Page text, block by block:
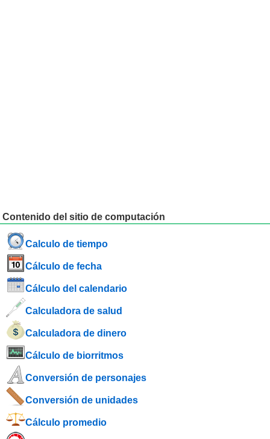
Contenido del sitio de computación
Calculo de tiempo
Cálculo de fecha
Cálculo del calendario
Calculadora de salud
Calculadora de dinero
Cálculo de biorritmos
Conversión de personajes
Conversión de unidades
Cálculo promedio